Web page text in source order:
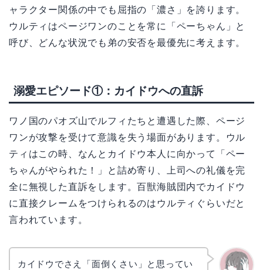
ャラクター関係の中でも屈指の「濃さ」を誇ります。
ウルティはページワンのことを常に「ペーちゃん」と
呼び、どんな状況でも弟の安否を最優先に考えます。
溺愛エピソード①：カイドウへの直訴
ワノ国のパオズ山でルフィたちと遭遇した際、ページ
ワンが攻撃を受けて意識を失う場面があります。ウル
ティはこの時、なんとカイドウ本人に向かって「ペー
ちゃんがやられた！」と詰め寄り、上司への礼儀を完
全に無視した直訴をします。百獣海賊団内でカイドウ
に直接クレームをつけられるのはウルティぐらいだと
言われています。
カイドウでさえ「面倒くさい」と思ってい